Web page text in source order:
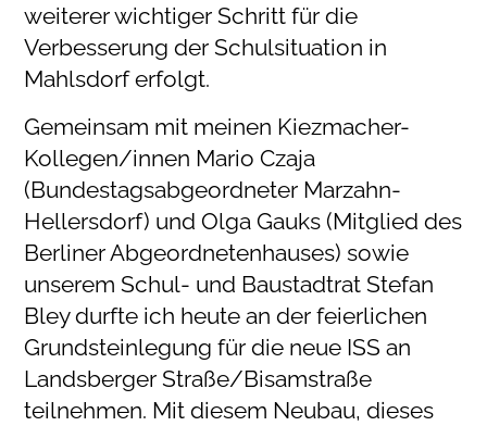
weiterer wichtiger Schritt für die
Verbesserung der Schulsituation in
Mahlsdorf erfolgt.
Gemeinsam mit meinen Kiezmacher-
Kollegen/innen Mario Czaja
(Bundestagsabgeordneter Marzahn-
Hellersdorf) und Olga Gauks (Mitglied des
Berliner Abgeordnetenhauses) sowie
unserem Schul- und Baustadtrat Stefan
Bley durfte ich heute an der feierlichen
Grundsteinlegung für die neue ISS an
Landsberger Straße/Bisamstraße
teilnehmen. Mit diesem Neubau, dieses